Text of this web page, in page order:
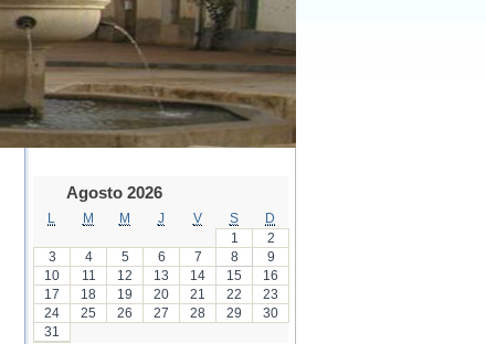
Agosto 2026
M M J V S
D
1
2
3
4 5 6 7 8
9
10
11 12 13 14 15
16
17
18 19 20 21 22
23
24
25 26 27 28 29
30
31